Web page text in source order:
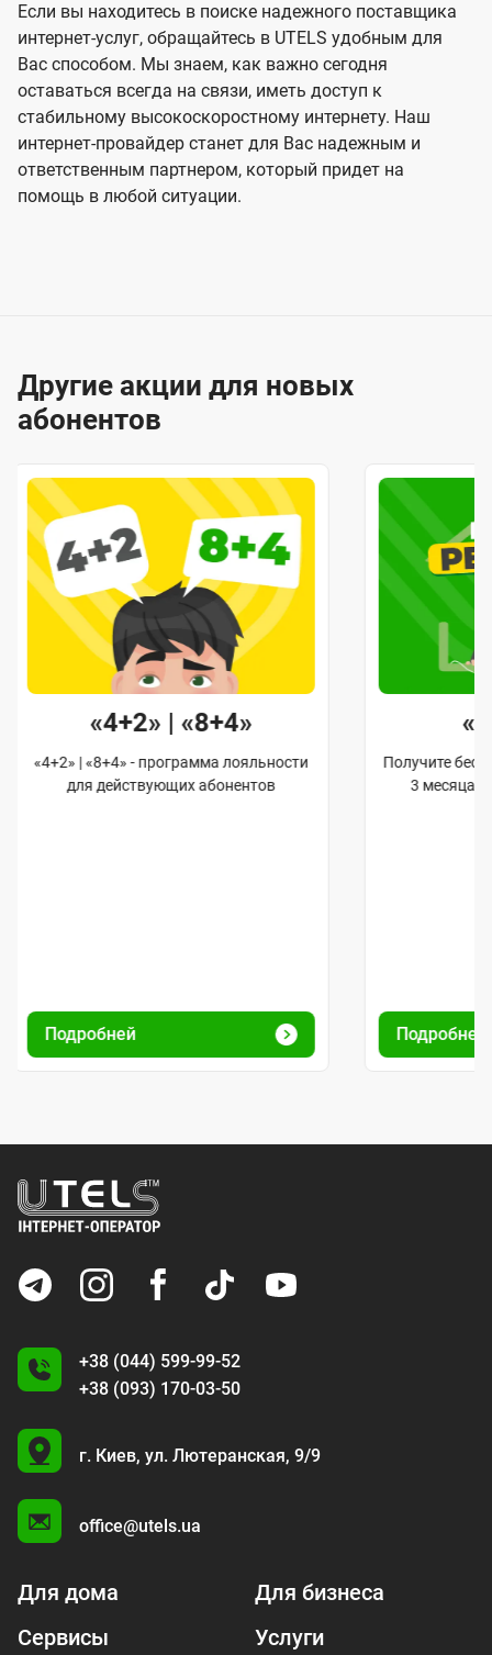
Если вы находитесь в поиске надежного поставщика
интернет-услуг, обращайтесь в UTELS удобным для
Вас способом. Мы знаем, как важно сегодня
оставаться всегда на связи, иметь доступ к
стабильному высокоскоростному интернету. Наш
интернет-провайдер станет для Вас надежным и
ответственным партнером, который придет на
помощь в любой ситуации.
Другие акции для новых
абонентов
«4+2» | «8+4»
«4+2» | «8+4» - программа лояльности
для действующих абонентов
Подробней
Получите
3 месяца
Подробней
+38 (044) 599-99-52
+38 (093) 170-03-50
U
г. Киев, ул. Лютеранская, 9/9
office@utels.ua
Для дома
Для бизнеса
Сервисы
Услуги